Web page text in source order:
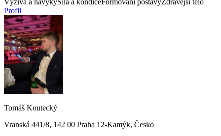
Výživa a návykySíla a kondiceFormování postavyZdravější tělo
Profil
Tomáš Koutecký
Vranská 441/8, 142 00 Praha 12-Kamýk, Česko